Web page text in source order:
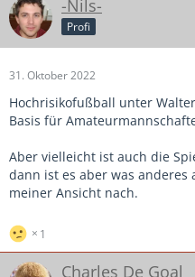
-Nils-
Profi
31. Oktober 2022
Hochrisikofußball unter
Basis für
Aber vielleicht ist auch die
dann ist es aber was anderes
meiner Ansicht nach.
1
Charles De Goal